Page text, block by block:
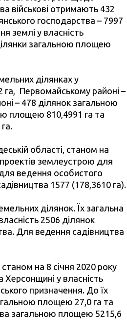
військові отримають 432
господарства – 7997
землі у власність
загальною площею
ділянках у
га, Первомайському районі –
– 478 ділянок загальною
площею 810,4991 га та
області, станом на
землеустрою для
ведення особистого
1577 (178,3610 га).
ділянок. Їх загальна
2506 ділянок
Для ведення садівництва
на 8 січня 2020 року
Херсонщині у власність
призначення. До їх
площею 27,0 га та
загальною площею 5215,6